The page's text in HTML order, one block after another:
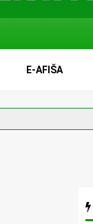
E-AFIŠA